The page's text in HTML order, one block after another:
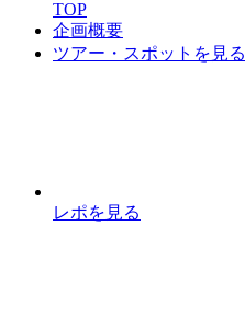
TOP
企画概要
ツアー・スポットを見る
レポを見る